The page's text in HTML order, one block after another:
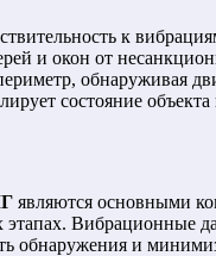
к
и окон от
обнаруживая
состояние объекта
являются основными
Вибрационные
обнаружения и